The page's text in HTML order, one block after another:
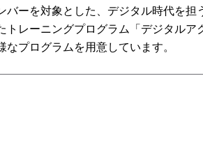
バーを対象とした、デジタル時代を担
トレーニングプログラム「デジタルア
なプログラムを用意しています。